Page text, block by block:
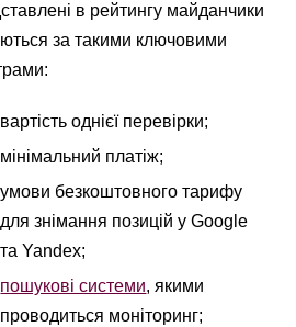
в рейтингу майданчики
за такими ключовими
вартість однієї перевірки;
мінімальний платіж;
умови безкоштовного тарифу
для знімання позицій у Google
та Yandex;
пошукові системи, якими
проводиться моніторинг;